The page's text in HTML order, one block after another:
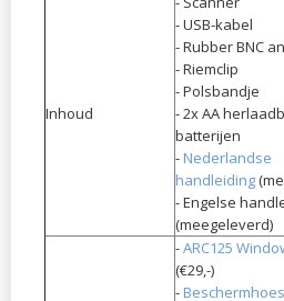
Inhoud
- USB-kabel
- Rubber BNC
- Riemclip
- Polsbandje
- 2x AA
batterijen
- Nederlandse
handleiding
- Engelse
(meegeleverd)
-ARC125
(€29,-)
-